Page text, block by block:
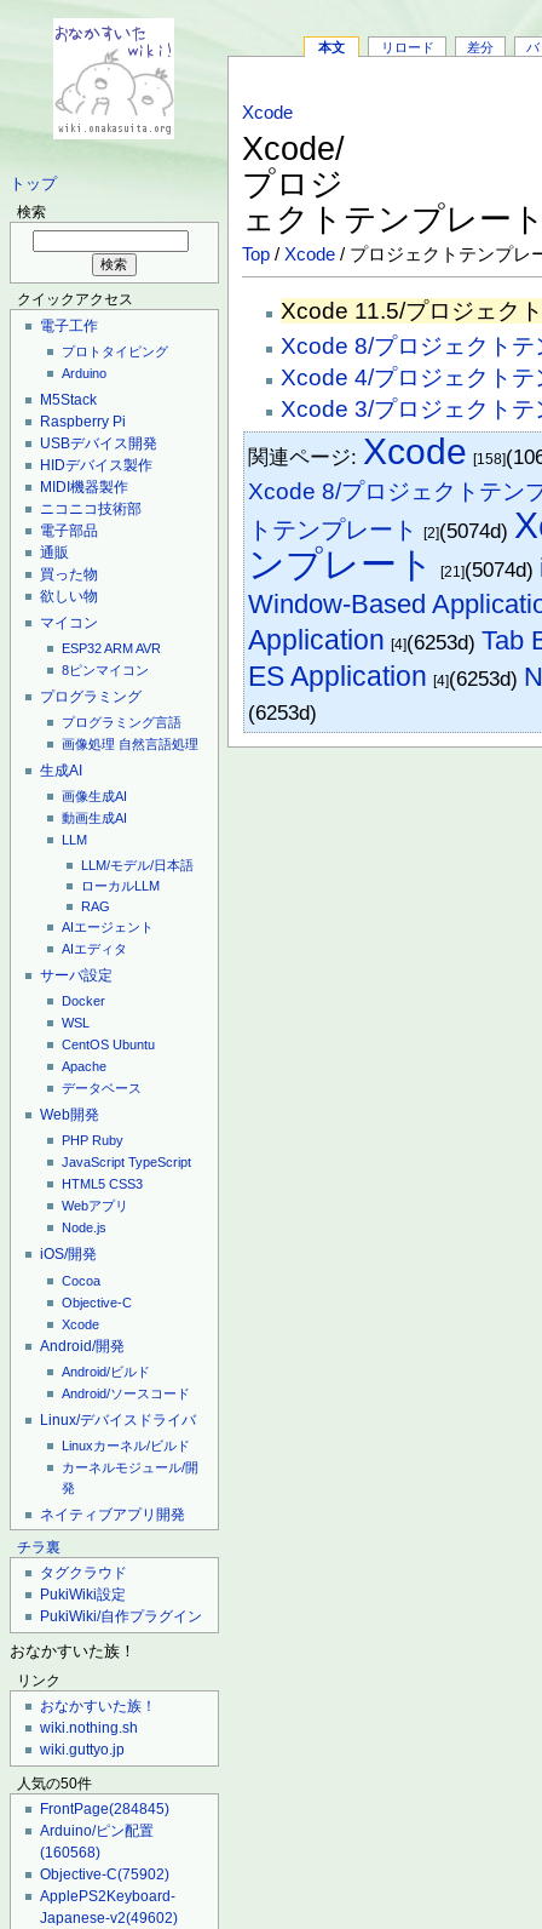
トップ
検索
クイックアクセス
電子工作
プロトタイピング
Arduino
M5Stack
Raspberry Pi
USBデバイス開発
HIDデバイス製作
MIDI機器製作
ニコニコ技術部
電子部品
通販
買った物
欲しい物
マイコン
ESP32ARMAVR
8ピンマイコン
プログラミング
プログラミング言語
画像処理 自然言語処理
生成AI
画像生成AI
動画生成AI
LLM
LLM/モデル/日本語
ローカルLLM
RAG
AIエージェント
AIエディタ
サーバ設定
Docker
WSL
CentOS Ubuntu
Apache
データベース
Web開発
PHP Ruby
JavaScript TypeScript
HTML5 CSS3
Webアプリ
Node.js
iOS/開発
Cocoa
Objective-C
Xcode
Android/開発
Android/ビルド
Android/ソースコード
Linux/デバイスドライバ
Linuxカーネル/ビルド
カーネルモジュール/開
発
ネイティブアプリ開発
チラ裏
タグクラウド
PukiWiki設定
PukiWiki/自作プラグイン
おなかすいた族！
リンク
おなかすいた族！
wiki.nothing.sh
wiki.guttyo.jp
人気の50件
FrontPage(284845)
Arduino/ピン配置
(160568)
Objective-C(75902)
ApplePS2Keyboard-
Japanese-v2(49602)
本文 リロード 差分 バ
Xcode
Xcode/
プロジ
ェクトテンプレー
Top /Xcode / プロジェクトテンプレ
Xcode 11.5/プロジェク
Xcode 8/プロジェクトテ
Xcode 4/プロジェクトテ
Xcode 3/プロジェクトテ
関連ページ: Xcode [158]
Xcode 8/プロジェクトテン
トテンプレート [2](5074d)
ンプレート
[21](5074d)
Window-Based
Application [4](6253d) Tab
ES Application [4](6253d)
(6253d)